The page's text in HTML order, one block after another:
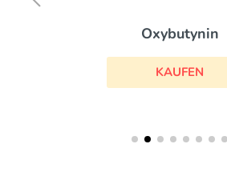
Oxybutynin
KAUFEN